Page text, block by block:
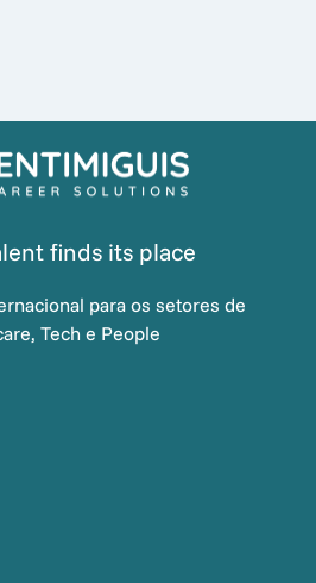
finds its place
para os setores de
Tech e People